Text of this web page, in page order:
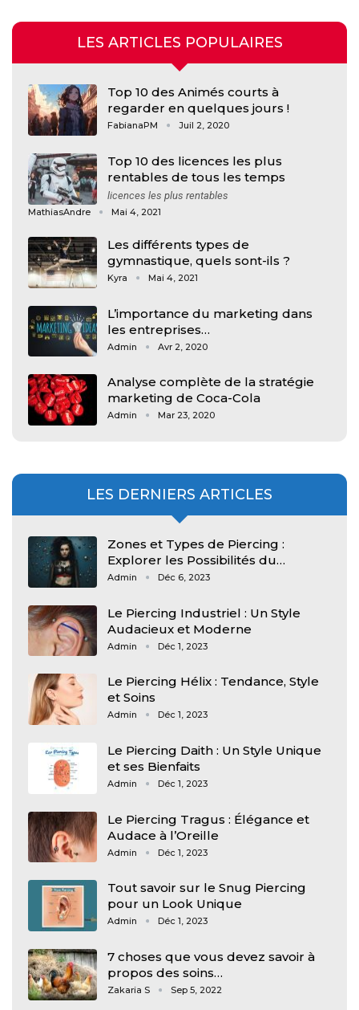
LES ARTICLES POPULAIRES
Top 10 des Animés courts à
regarder en quelques jours !
FabianaPM Juil 2, 2020
Top 10 des licences les plus
rentables de tous les temps
licences les plus rentables
MathiasAndre Mai 4, 2021
Les différents types de
gymnastique, quels sont-ils ?
Kyra Mai 4, 2021
L’importance du marketing dans
les entreprises…
Admin Avr 2, 2020
Analyse complète de la stratégie
marketing de Coca-Cola
Admin Mar 23, 2020
LES DERNIERS ARTICLES
Zones et Types de Piercing :
Explorer les Possibilités du…
Admin Déc 6, 2023
Le Piercing Industriel : Un Style
Audacieux et Moderne
Admin Déc 1, 2023
Le Piercing Hélix : Tendance, Style
et Soins
Admin Déc 1, 2023
Le Piercing Daith : Un Style Unique
et ses Bienfaits
Admin Déc 1, 2023
Le Piercing Tragus : Élégance et
Audace à l’Oreille
Admin Déc 1, 2023
Tout savoir sur le Snug Piercing
pour un Look Unique
Admin Déc 1, 2023
7 choses que vous devez savoir à
propos des soins…
Zakaria S Sep 5, 2022